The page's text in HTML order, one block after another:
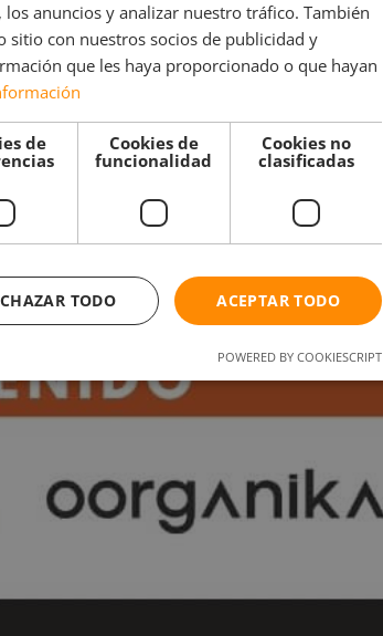
anuncios y analizar nuestro tráfico. También
con nuestros socios de publicidad y
que les haya proporcionado o que hayan
de
Cookies de
funcionalidad
Cookies no
clasificadas
ACEPTAR TODO
TODO
POWERED BY COOKIESCRIPT